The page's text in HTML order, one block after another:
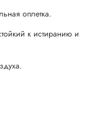
оплетка.
к истиранию и